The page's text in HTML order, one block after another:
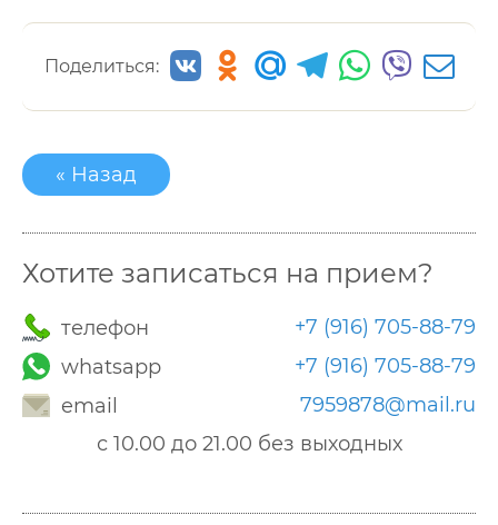
Поделиться:
« Назад
Хотите записаться на прием?
телефон
+7 (916) 705-88-79
whatsapp
+7 (916) 705-88-79
email
7959878@mail.ru
с 10.00 до 21.00 без выходных